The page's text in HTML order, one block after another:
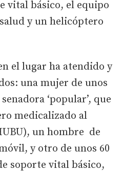
vital básico, el equipo
y un helicóptero
el lugar ha atendido y
una mujer de unos
‘popular’, que
medicalizado al
un hombre de
y otro de unos 60
soporte vital básico,